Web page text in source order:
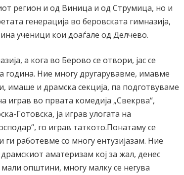
регион и од Виница и од Струмица, но и
генерација во беровската гимназија,
ученици кои доаѓале од Делчево.
а кога во Берово се отвори, јас се
Ние многу другарувавме, имавме
имаше и драмска секција, па подготвуваме
играв во првата комедија „Свекрва“,
Готовска, ја играв улогата на
го играв таткото.Понатаму се
работевме со многу ентузијазам. Ние
аматеризам кој за жал, денес
општини, многу малку се негува